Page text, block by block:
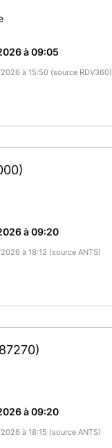
à 09:05
à 15:50 (source RDV360)
à 09:20
à 18:12 (source ANTS)
à 09:20
à 18:15 (source ANTS)